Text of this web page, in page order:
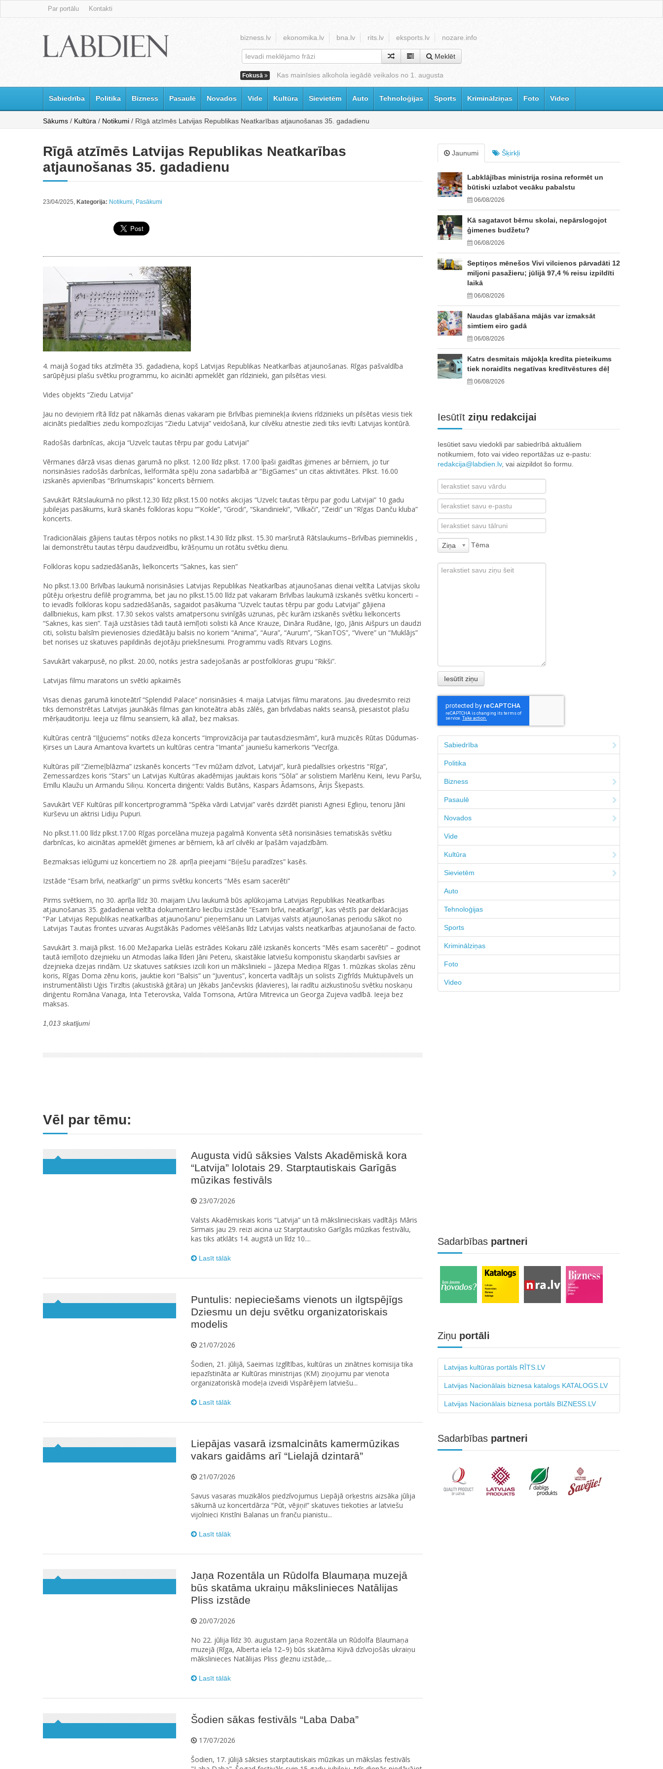
Par portālu Kontakti
bizness.lv ekonomika.lv bna.lv rits.lv eksports.lv nozare.info
Meklēt
Fokusā Kas mainīsies alkohola iegādē veikalos no 1. augusta
Sabiedrība Politika Bizness Pasaulē Novados Vide Kultūra Sievietēm Auto Tehnoloģijas Sports Kriminālziņas Foto Video
Sākums / Kultūra / Notikumi / Rīgā atzīmēs Latvijas Republikas Neatkarības atjaunošanas 35. gadadienu
Rīgā atzīmēs Latvijas Republikas Neatkarības
atjaunošanas 35. gadadienu
23/04/2025, Kategorija: Notikumi, Pasākumi
4. maijā šogad tiks atzīmēta 35. gadadiena, kopš Latvijas Republikas Neatkarības atjaunošanas. Rīgas pašvaldība
sarūpējusi plašu svētku programmu, ko aicināti apmeklēt gan rīdzinieki, gan pilsētas viesi.
Vides objekts “Ziedu Latvija”
Jau no deviņiem rītā līdz pat nākamās dienas vakaram pie Brīvības pieminekļa ikviens rīdzinieks un pilsētas viesis tiek
aicināts piedalīties ziedu kompozīcijas “Ziedu Latvija” veidošanā, kur cilvēku atnestie ziedi tiks ievīti Latvijas kontūrā.
Radošās darbnīcas, akcija “Uzvelc tautas tērpu par godu Latvijai”
Vērmanes dārzā visas dienas garumā no plkst. 12.00 līdz plkst. 17.00 īpaši gaidītas ģimenes ar bērniem, jo tur
norisināsies radošās darbnīcas, lielformāta spēļu zona sadarbībā ar “BigGames” un citas aktivitātes. Plkst. 16.00
izskanēs apvienības “Brīnumskapis” koncerts bērniem.
Savukārt Rātslaukumā no plkst.12.30 līdz plkst.15.00 notiks akcijas “Uzvelc tautas tērpu par godu Latvijai” 10 gadu
jubilejas pasākums, kurā skanēs folkloras kopu “”Kokle”, “Grodi”, “Skandinieki”, “Vilkači”, “Zeidi” un “Rīgas Danču kluba”
koncerts.
Tradicionālais gājiens tautas tērpos notiks no plkst.14.30 līdz plkst. 15.30 maršrutā Rātslaukums–Brīvības piemineklis ,
lai demonstrētu tautas tērpu daudzveidību, krāšņumu un rotātu svētku dienu.
Folkloras kopu sadziedāšanās, lielkoncerts “Saknes, kas sien”
No plkst.13.00 Brīvības laukumā norisināsies Latvijas Republikas Neatkarības atjaunošanas dienai veltīta Latvijas skolu
pūtēju orķestru defilē programma, bet jau no plkst.15.00 līdz pat vakaram Brīvības laukumā izskanēs svētku koncerti –
to ievadīs folkloras kopu sadziedāšanās, sagaidot pasākuma “Uzvelc tautas tērpu par godu Latvijai” gājiena
dalībniekus, kam plkst. 17.30 sekos valsts amatpersonu svinīgās uzrunas, pēc kurām izskanēs svētku lielkoncerts
“Saknes, kas sien”. Tajā uzstāsies tādi tautā iemīļoti solisti kā Ance Krauze, Dināra Rudāne, Igo, Jānis Aišpurs un daudzi
citi, solistu balsīm pievienosies dziedātāju balsis no koriem “Anima”, “Aura”, “Aurum”, “SkanTOS”, “Vivere” un “Muklājs”
bet norises uz skatuves papildinās dejotāju priekšnesumi. Programmu vadīs Ritvars Logins.
Savukārt vakarpusē, no plkst. 20.00, notiks jestra sadejošanās ar postfolkloras grupu “Rikši”.
Latvijas filmu maratons un svētki apkaimēs
Visas dienas garumā kinoteātrī “Splendid Palace” norisināsies 4. maija Latvijas filmu maratons. Jau divedesmito reizi
tiks demonstrētas Latvijas jaunākās filmas gan kinoteātra abās zālēs, gan brīvdabas nakts seansā, piesaistot plašu
mērķauditoriju. Ieeja uz filmu seansiem, kā allaž, bez maksas.
Kultūras centrā “Iļģuciems” notiks džeza koncerts “Improvizācija par tautasdziesmām”, kurā muzicēs Rūtas Dūdumas-
Ķirses un Laura Amantova kvartets un kultūras centra “Imanta” jauniešu kamerkoris “Vecrīga.
Kultūras pilī “Ziemeļblāzma” izskanēs koncerts “Tev mūžam dzīvot, Latvija!”, kurā piedalīsies orķestris “Rīga”,
Zemessardzes koris “Stars” un Latvijas Kultūras akadēmijas jauktais koris “Sōla” ar solistiem Marlēnu Keini, Ievu Paršu,
Emīlu Klaužu un Armandu Siliņu. Koncerta diriģenti: Valdis Butāns, Kaspars Ādamsons, Ārijs Šķepasts.
Savukārt VEF Kultūras pilī koncertprogrammā “Spēka vārdi Latvijai” varēs dzirdēt pianisti Agnesi Egliņu, tenoru Jāni
Kurševu un aktrisi Lidiju Pupuri.
No plkst.11.00 līdz plkst.17.00 Rīgas porcelāna muzeja pagalmā Konventa sētā norisināsies tematiskās svētku
darbnīcas, ko aicinātas apmeklēt ģimenes ar bērniem, kā arī cilvēki ar īpašām vajadzībām.
Bezmaksas ielūgumi uz koncertiem no 28. aprīļa pieejami “Biļešu paradīzes” kasēs.
Izstāde “Esam brīvi, neatkarīgi” un pirms svētku koncerts “Mēs esam sacerēti”
Pirms svētkiem, no 30. aprīļa līdz 30. maijam Līvu laukumā būs aplūkojama Latvijas Republikas Neatkarības
atjaunošanas 35. gadadienai veltīta dokumentāro liecību izstāde “Esam brīvi, neatkarīgi”, kas vēstīs par deklarācijas
“Par Latvijas Republikas neatkarības atjaunošanu” pieņemšanu un Latvijas valsts atjaunošanas periodu sākot no
Latvijas Tautas frontes uzvaras Augstākās Padomes vēlēšanās līdz Latvijas valsts neatkarības atjaunošanai de facto.
Savukārt 3. maijā plkst. 16.00 Mežaparka Lielās estrādes Kokaru zālē izskanēs koncerts “Mēs esam sacerēti” – godinot
tautā iemīļoto dzejnieku un Atmodas laika līderi Jāni Peteru, skaistākie latviešu komponistu skaņdarbi savīsies ar
dzejnieka dzejas rindām. Uz skatuves satiksies izcili kori un mākslinieki – Jāzepa Mediņa Rīgas 1. mūzikas skolas zēnu
koris, Rīgas Doma zēnu koris, jauktie kori “Balsis” un “Juventus”, koncerta vadītājs un solists Zigfrīds Muktupāvels un
instrumentālisti Uģis Tirzītis (akustiskā ģitāra) un Jēkabs Jančevskis (klavieres), lai radītu aizkustinošu svētku noskaņu
diriģentu Romāna Vanaga, Inta Teterovska, Valda Tomsona, Artūra Mitrevica un Georga Zujeva vadībā. Ieeja bez
maksas.
1,013 skatījumi
Vēl par tēmu:
Augusta vidū sāksies Valsts Akadēmiskā kora
“Latvija” lolotais 29. Starptautiskais Garīgās
mūzikas festivāls
23/07/2026
Valsts Akadēmiskais koris “Latvija” un tā mākslinieciskais vadītājs Māris
Sirmais jau 29. reizi aicina uz Starptautisko Garīgās mūzikas festivālu,
kas tiks atklāts 14. augstā un līdz 10....
Lasīt tālāk
Puntulis: nepieciešams vienots un ilgtspējīgs
Dziesmu un deju svētku organizatoriskais
modelis
21/07/2026
Šodien, 21. jūlijā, Saeimas Izglītības, kultūras un zinātnes komisija tika
iepazīstināta ar Kultūras ministrijas (KM) ziņojumu par vienota
organizatoriskā modeļa izveidi Vispārējiem latviešu...
Lasīt tālāk
Liepājas vasarā izsmalcināts kamermūzikas
vakars gaidāms arī “Lielajā dzintarā”
21/07/2026
Savus vasaras muzikālos piedzīvojumus Liepājā orķestris aizsāka jūlija
sākumā uz koncertdārza “Pūt, vējiņi!” skatuves tiekoties ar latviešu
vijolnieci Kristīni Balanas un franču pianistu...
Lasīt tālāk
Jaņa Rozentāla un Rūdolfa Blaumaņa muzejā
būs skatāma ukraiņu mākslinieces Natālijas
Pliss izstāde
20/07/2026
No 22. jūlija līdz 30. augustam Jaņa Rozentāla un Rūdolfa Blaumaņa
muzejā (Rīga, Alberta iela 12–9) būs skatāma Kijivā dzīvojošās ukraiņu
mākslinieces Natālijas Pliss gleznu izstāde,...
Lasīt tālāk
Šodien sākas festivāls “Laba Daba”
17/07/2026
Šodien, 17. jūlijā sāksies starptautiskais mūzikas un mākslas festivāls
Jaunumi Šķirkļi
Labklājības ministrija rosina reformēt un
būtiski uzlabot vecāku pabalstu
06/08/2026
Kā sagatavot bērnu skolai, nepārslogojot
ģimenes budžetu?
06/08/2026
Septiņos mēnešos Vivi vilcienos pārvadāti 12
miljoni pasažieru; jūlijā 97,4 % reisu izpildīti
laikā
06/08/2026
Naudas glabāšana mājās var izmaksāt
simtiem eiro gadā
06/08/2026
Katrs desmitais mājokļa kredīta pieteikums
tiek noraidīts negatīvas kredītvēstures dēļ
06/08/2026
Iesūtīt ziņu redakcijai
Iesūtiet savu viedokli par sabiedrībā aktuāliem
notikumiem, foto vai video reportāžas uz e-pastu:
redakcija@labdien.lv, vai aizpildot šo formu.
Ziņa Tēma
Sabiedrība
Politika
Bizness
Pasaulē
Novados
Vide
Kultūra
Sievietēm
Auto
Tehnoloģijas
Sports
Kriminālziņas
Foto
Video
Sadarbības partneri
Ziņu portāli
Latvijas kultūras portāls RĪTS.LV
Latvijas Nacionālais biznesa katalogs KATALOGS.LV
Latvijas Nacionālais biznesa portāls BIZNESS.LV
Sadarbības partneri